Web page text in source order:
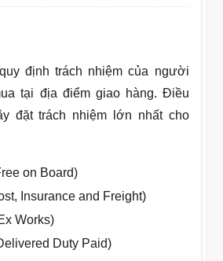
định trách nhiệm của người
tại địa điểm giao hàng. Điều
đặt trách nhiệm lớn nhất cho
on Board)
Insurance and Freight)
Works)
Duty Paid)